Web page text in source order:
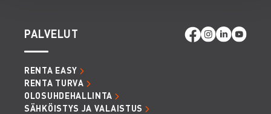
PALVELUT
RENTA EASY
RENTA TURVA
OLOSUHDEHALLINTA
SÄHKÖISTYS JA VALAISTUS